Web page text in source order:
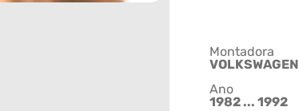
Montadora
VOLKSWAGEN
Ano
1982 ... 1992